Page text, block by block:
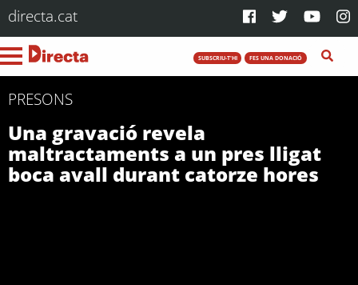
directa.cat
SUBSCRIU-T'HI FES UNA DONACIÓ
PRESONS
Una gravació revela
maltractaments a un pres lligat
boca avall durant catorze hores